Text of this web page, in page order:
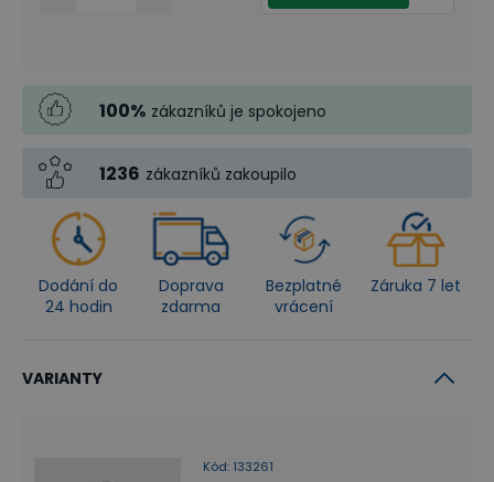
100% zákazníků je spokojeno
1236 zákazníků zakoupilo
Dodání do
24 hodin
Doprava
zdarma
Bezplatné
vrácení
Záruka 7 let
VARIANTY
Kód: 133261